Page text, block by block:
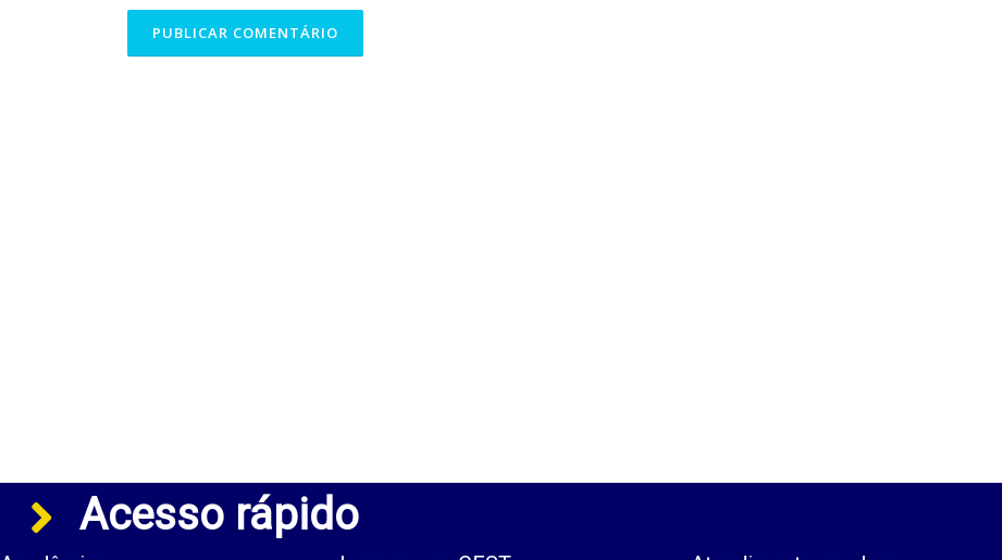
Acesso rápido